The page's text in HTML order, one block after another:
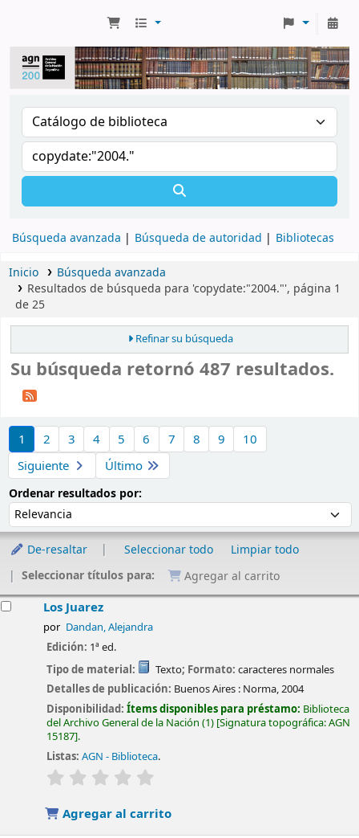
Búsqueda avanzada Búsqueda de autoridad Bibliotecas
Inicio
Búsqueda avanzada
Resultados de búsqueda para 'copydate:"2004."', página 1
de 25
Refinar su búsqueda
Su búsqueda retornó 487 resultados.
1
2 3 4 5 6 7 8 9
10
Siguiente
Último
Ordenar resultados por:
De-resaltar Seleccionar todo
Limpiar todo
Seleccionar títulos para:
Agregar al carrito
Los Juarez
por Dandan, Alejandra
Edición: 1ª ed.
Tipo de material:
Texto; Formato: caracteres normales
Detalles de publicación: Buenos Aires : Norma,2004
Disponibilidad:Ítems disponibles para préstamo: Biblioteca
del Archivo General de la Nación (1) Signatura topográfica:AGN
15187 .
Listas: AGN - Biblioteca.
valoración
Agregar al carrito